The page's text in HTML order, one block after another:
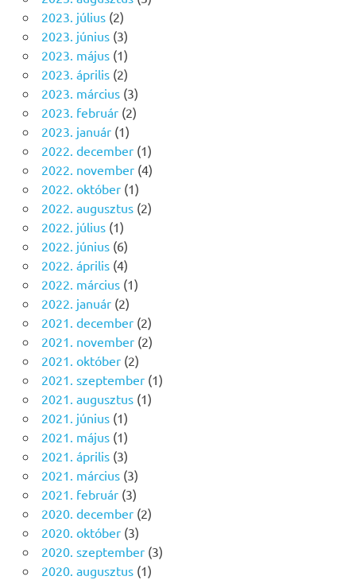
2023. július(2)
2023. június(3)
2023. május(1)
2023. április(2)
2023. március(3)
2023. február(2)
2023. január(1)
2022. december(1)
2022. november(4)
2022. október(1)
2022. augusztus(2)
2022. július(1)
2022. június(6)
2022. április(4)
2022. március(1)
2022. január(2)
2021. december(2)
2021. november(2)
2021. október(2)
2021. szeptember(1)
2021. augusztus(1)
2021. június(1)
2021. május(1)
2021. április(3)
2021. március(3)
2021. február(3)
2020. december(2)
2020. október(3)
2020. szeptember(3)
2020. augusztus(1)